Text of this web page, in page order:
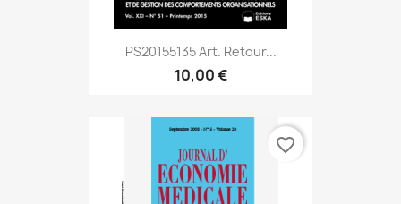
PS20155135 Art. Retour...
10,00 €
favorite_border